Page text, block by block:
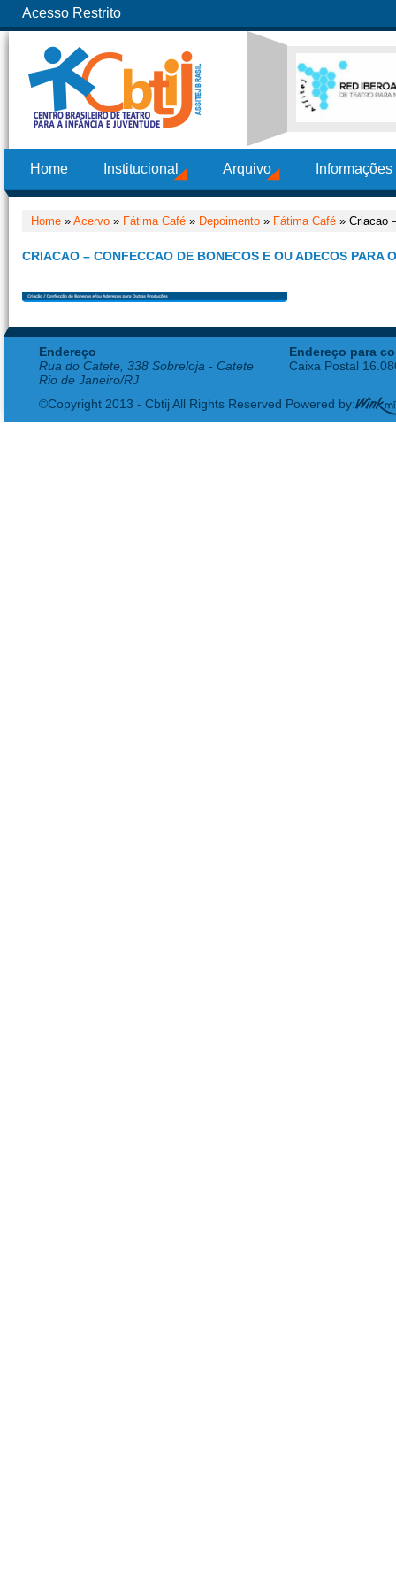
Acesso Restrito
Home Institucional Arquivo
Home » Acervo » Fátima Café » Depoimento » Fátima Café » Criacao
CRIACAO – CONFECCAO DE BONECOS E OU ADECOS PARA
Endereço
Rua do Catete, 338 Sobreloja - Catete
Rio de Janeiro/RJ
Endereço para
Caixa Postal
©Copyright 2013 - Cbtij All Rights Reserved Powered by: